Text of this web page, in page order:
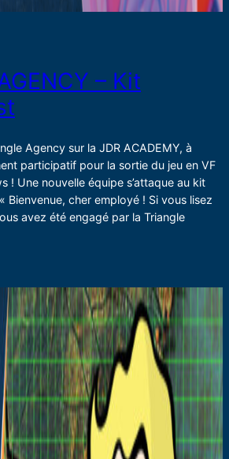
– Kit
Agency sur la JDR ACADEMY, à
participatif pour la sortie du jeu en VF
! Une nouvelle équipe s’attaque au kit
Bienvenue, cher employé ! Si vous lisez
avez été engagé par la Triangle